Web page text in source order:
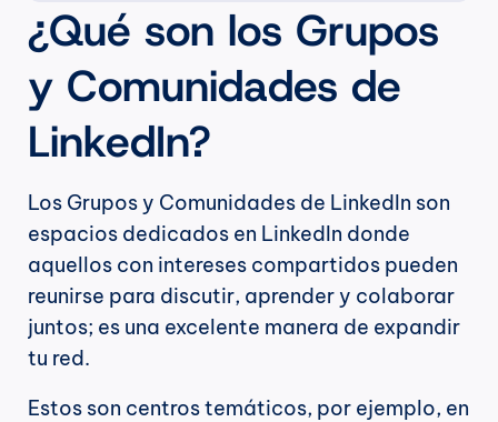
¿Qué son los Grupos
y Comunidades de
LinkedIn?
Los Grupos y Comunidades de LinkedIn son
espacios dedicados en LinkedIn donde
aquellos con intereses compartidos pueden
reunirse para discutir, aprender y colaborar
juntos; es una excelente manera de expandir
tu red.
Estos son centros temáticos, por ejemplo, en